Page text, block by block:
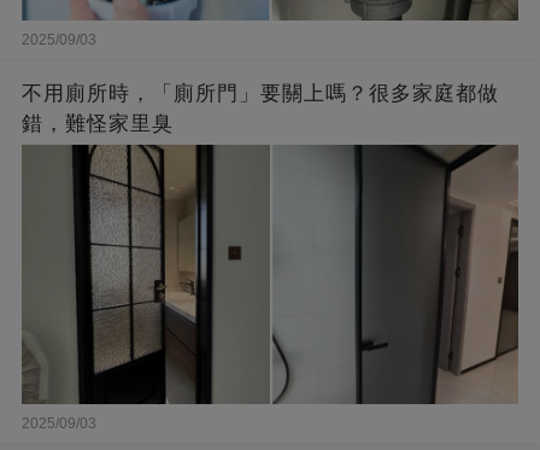
2025/09/03
不用廁所時，「廁所門」要關上嗎？很多家庭都做
錯，難怪家里臭
2025/09/03